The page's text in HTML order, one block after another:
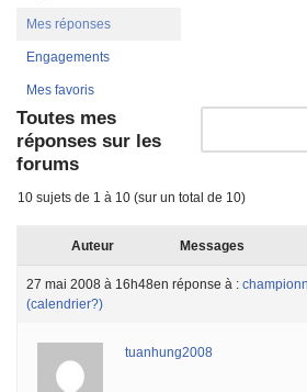
Mes réponses
Engagements
Mes favoris
Toutes mes
réponses sur les
forums
10 sujets de 1 à 10 (sur un total de 10)
Auteur Messages
27 mai 2008 à 16h48en réponse à :
(calendrier?)
tuanhung2008